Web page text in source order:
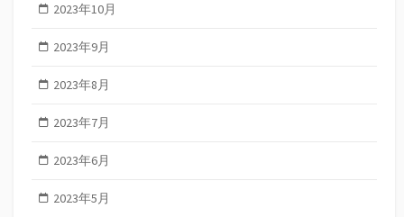
2023年10月
2023年9月
2023年8月
2023年7月
2023年6月
2023年5月